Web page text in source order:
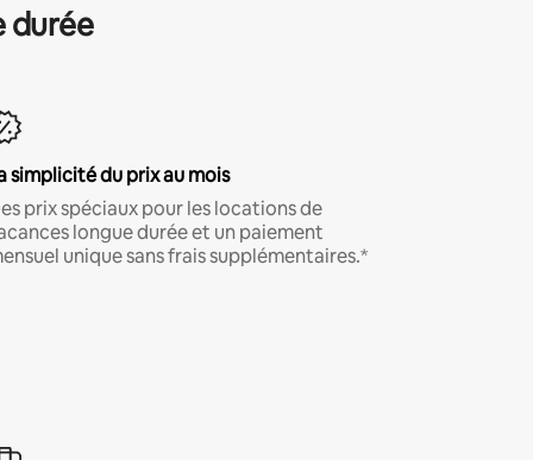
durée
simplicité du prix au mois
prix spéciaux pour les locations de
longue durée et un paiement
unique sans frais supplémentaires.*